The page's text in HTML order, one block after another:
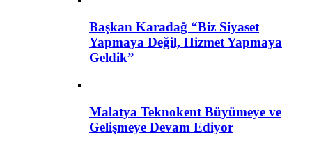
Başkan Karadağ “Biz Siyaset
Yapmaya Değil, Hizmet Yapmaya
Geldik”
Malatya Teknokent Büyümeye ve
Gelişmeye Devam Ediyor